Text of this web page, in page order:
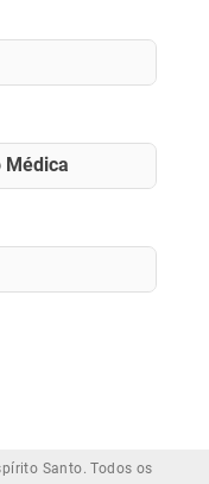
Médica
Santo. Todos os